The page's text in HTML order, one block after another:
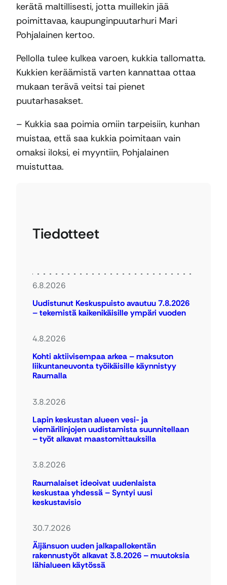
kerätä maltillisesti, jotta muillekin jää
poimittavaa, kaupunginpuutarhuri Mari
Pohjalainen kertoo.
Pellolla tulee kulkea varoen, kukkia tallomatta.
Kukkien keräämistä varten kannattaa ottaa
mukaan terävä veitsi tai pienet
puutarhasakset.
– Kukkia saa poimia omiin tarpeisiin, kunhan
muistaa, että saa kukkia poimitaan vain
omaksi iloksi, ei myyntiin, Pohjalainen
muistuttaa.
Tiedotteet
6.8.2026
Uudistunut Keskuspuisto avautuu 7.8.2026
– tekemistä kaikenikäisille ympäri vuoden
4.8.2026
Kohti aktiivisempaa arkea – maksuton
liikuntaneuvonta työikäisille käynnistyy
Raumalla
3.8.2026
Lapin keskustan alueen vesi- ja
viemärilinjojen uudistamista suunnitellaan
– työt alkavat maastomittauksilla
3.8.2026
Raumalaiset ideoivat uudenlaista
keskustaa yhdessä – Syntyi uusi
keskustavisio
30.7.2026
Äijänsuon uuden jalkapallokentän
rakennustyöt alkavat 3.8.2026 – muutoksia
lähialueen käytössä